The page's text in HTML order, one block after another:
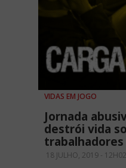
VIDAS EM JOGO
Jornada
destrói vida
trabalhadores
18 JULHO, 2019 - 12H02